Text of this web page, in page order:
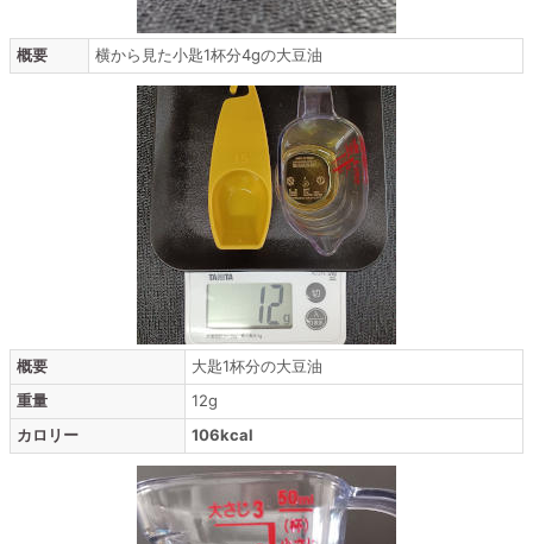
概要 横から見た小匙1杯分4gの大豆油
概要
大匙1杯分の大豆油
重量
12g
カロリー
106kcal